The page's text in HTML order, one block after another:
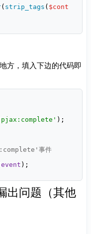
( strip_tags ( $cont
方，填入下边的代码即
事件
event
出问题（其他